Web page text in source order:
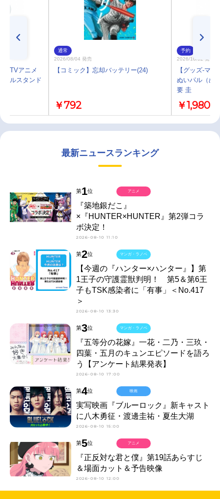
】TVアニメ
リルスタンド
通常
2026/08/04 発売
【コミック】忘却バッテリー(24)
￥792
予約
2026/10/02 発売
【グッズ-マ
ぬいパル（ぬ
要 圭
￥1,980
最新ニュースランキング
第1位
『築地銀だこ』
×『HUNTER×HUNTER』第2弾コラ
ボ決定！
2026-08-10 11:10
アニメ
第2位
【今週の『ハンター×ハンター』】第
1王子の守護霊獣判明！ 第5＆第6王
子もTSK感染者に「有事」＜No.417
＞
2026-08-10 13:30
マンガ・ラノベ
第3位
『五等分の花嫁』一花・二乃・三玖・
四葉・五月のキュンエピソードを語ろ
う【アンケート結果発表】
2026-08-10 17:00
マンガ・ラノベ
第4位
実写映画『ブルーロック』新キャスト
に八木勇征・渡邊圭祐・夏生大湖
2026-08-10 15:00
映画
第5位
『正反対な君と僕』第19話あらすじ
＆場面カット＆予告映像
2026-08-10 12:00
アニメ